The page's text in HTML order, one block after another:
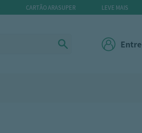
CARTÃO ARASUPER LEVE MAIS
Entre